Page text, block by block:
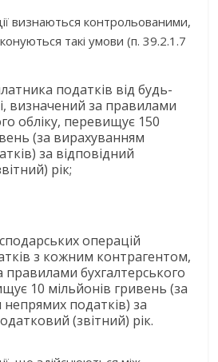
визнаються контрольованими,
такі умови (п. 39.2.1.7
податків від будь-
визначений за правилами
обліку, перевищує 150
(за вирахуванням
за відповідний
рік;
операцій
з кожним контрагентом,
правилами бухгалтерського
10 мільйонів гривень (за
податків) за
(звітний) рік.